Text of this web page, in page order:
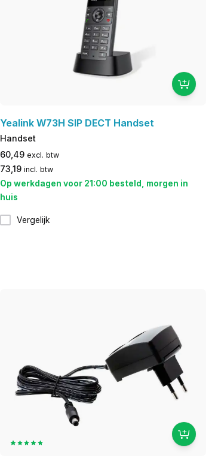
Yealink W73H SIP DECT Handset
Handset
60,49 excl. btw
73,19 incl. btw
Op werkdagen voor 21:00 besteld, morgen in
huis
Vergelijk